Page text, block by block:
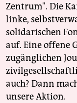
Zentrum". Die
linke,
solidarischen
auf. Eine offene
zugänglichen
auch? Dann
unsere Aktion.